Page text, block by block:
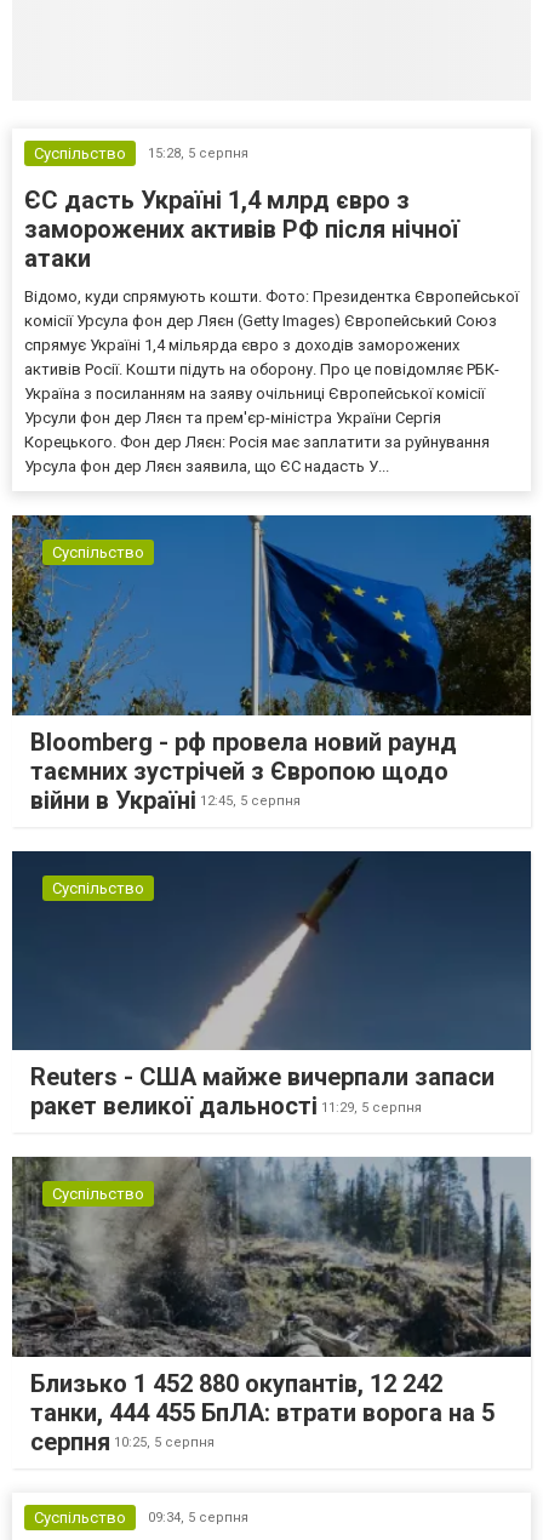
Суспільство 15:28, 5 серпня
ЄС дасть Україні 1,4 млрд євро з
заморожених активів РФ після нічної
атаки
Відомо, куди спрямують кошти. Фото: Президентка Європейської
комісії Урсула фон дер Ляєн (Getty Images) Європейський Союз
спрямує Україні 1,4 мільярда євро з доходів заморожених
активів Росії. Кошти підуть на оборону. Про це повідомляє РБК-
Україна з посиланням на заяву очільниці Європейської комісії
Урсули фон дер Ляєн та прем'єр-міністра України Сергія
Корецького. Фон дер Ляєн: Росія має заплатити за руйнування
Урсула фон дер Ляєн заявила, що ЄС надасть У...
Суспільство
Bloomberg - рф провела новий раунд
таємних зустрічей з Європою щодо
війни в Україні 12:45, 5 серпня
Суспільство
Reuters - США майже вичерпали запаси
ракет великої дальності 11:29, 5 серпня
Суспільство
Близько 1 452 880 окупантів, 12 242
танки, 444 455 БпЛА: втрати ворога на 5
серпня 10:25, 5 серпня
Суспільство 09:34, 5 серпня